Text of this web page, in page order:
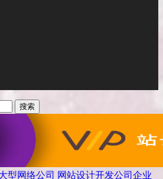
搜索